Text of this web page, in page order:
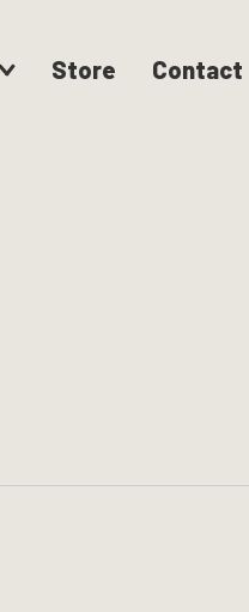
Store Contact